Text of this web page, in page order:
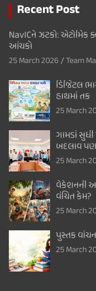
Recent Post
NavICને ઝટકો: એટોમિક
આંચકો
25 March 2026 Team
ડિજિટલ
હાથમાં તક
25 March
ગામડાં સુધી
બદલાવ
25 March
વેકેશનની
વંચિત કેમ?
25 March
પુસ્તક
25 March